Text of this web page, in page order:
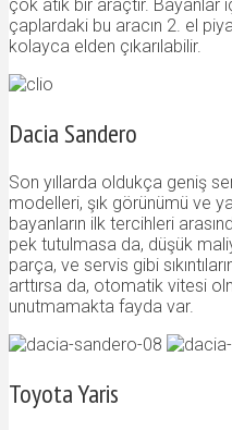
çok atik bir araçtır. Bayanlar
çaplardaki bu aracın 2. el
kolayca elden çıkarılabilir.
Dacia Sandero
Son yıllarda oldukça geniş
modelleri, şık görünümü ve
bayanların ilk tercihleri
pek tutulmasa da, düşük
parça, ve servis gibi
arttırsa da, otomatik vitesi
unutmamakta fayda var.
Toyota Yaris